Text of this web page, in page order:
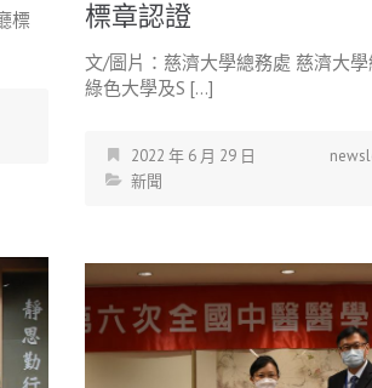
標
標章認證
文/圖片：慈濟大學總務處 慈濟大
綠色大學及S […]
2022 年 6 月 29 日
新聞